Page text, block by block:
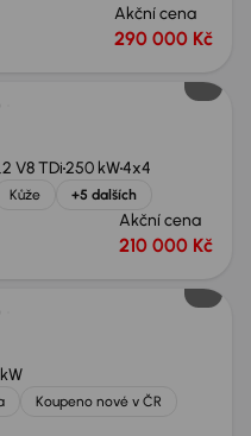
Akční cena
290 000 Kč
V8 TDi250 kW4x4
Kůže +5 dalších
Akční cena
210 000 Kč
Koupeno nové v ČR